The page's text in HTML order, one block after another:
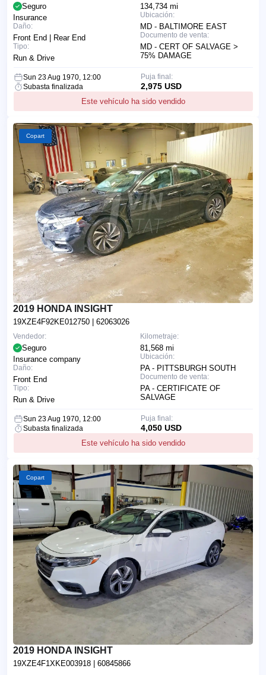
134,734 mi
Ubicación:
MD - BALTIMORE EAST
Documento de venta:
MD - CERT OF SALVAGE >
75% DAMAGE
Seguro
Insurance
Daño:
Front End | Rear End
Tipo:
Run & Drive
Sun 23 Aug 1970, 12:00
Subasta finalizada
Este vehículo ha sido vendido
Puja final:
2,975 USD
Copart
2019 HONDA INSIGHT
19XZE4F92KE012750 | 62063026
Kilometraje:
81,568 mi
Ubicación:
PA - PITTSBURGH SOUTH
Documento de venta:
PA - CERTIFICATE OF
SALVAGE
Vendedor:
Seguro
Insurance company
Daño:
Front End
Tipo:
Run & Drive
Sun 23 Aug 1970, 12:00
Subasta finalizada
Este vehículo ha sido vendido
Puja final:
4,050 USD
Copart
2019 HONDA INSIGHT
19XZE4F1XKE003918 | 60845866